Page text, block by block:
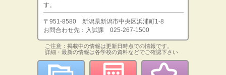
す。
〒951-8580 新潟県新潟市中央区浜浦町1-8
お問合わせ先：入試課 025-267-1500
ご注意：掲載中の情報は更新日時点での情報です。
詳細・最新の情報は各学校の資料などでご確認下さい